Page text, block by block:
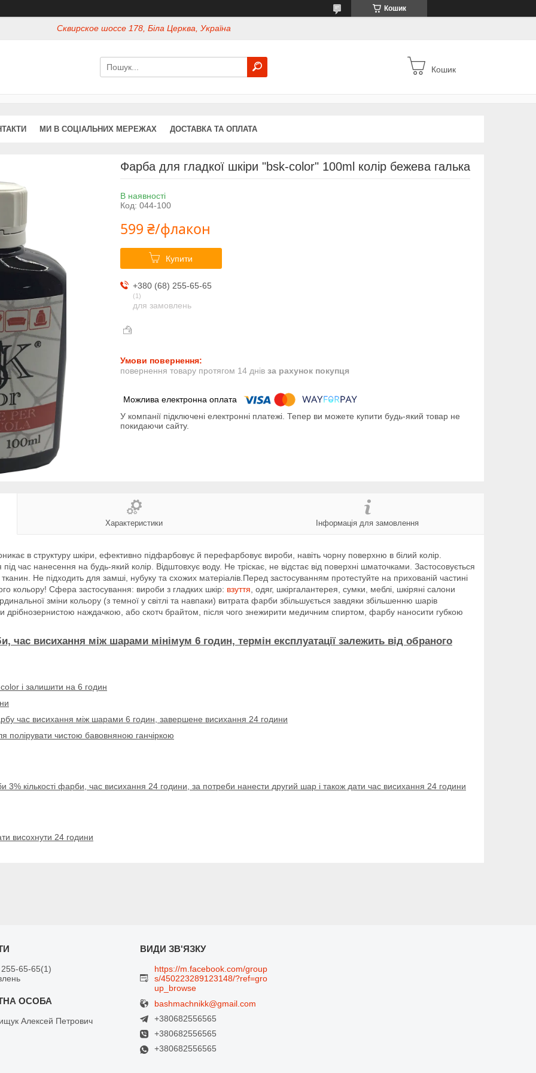
Кошик
Сквирское шоссе 178, Біла Церква, Україна
Кошик
МИ В СОЦІАЛЬНИХ МЕРЕЖАХ ДОСТАВКА ТА ОПЛАТА
Фарба для гладкої шкіри "bsk-color" 100ml колір бежева галька
В наявності
Код: 044-100
599 ₴/флакон
Купити
+380 (68) 255-65-65
1
для замовлень
повернення товару протягом 14 днів за рахунок покупця
У компанії підключені електронні платежі. Тепер ви можете купити будь-який товар не
покидаючи сайту.
Характеристики Інформація для замовлення
в структуру шкіри, ефективно підфарбовує й перефарбовує вироби, навіть чорну поверхню в білий колір.
час нанесення на будь-який колір. Відштовхує воду. Не тріскає, не відстає від поверхні шматочками. Застосовується
Не підходить для замші, нубуку та схожих матеріалів.Перед застосуванням протестуйте на прихованій частині
кольору! Сфера застосування: вироби з гладких шкір: взуття , одяг, шкіргалантерея, сумки, меблі, шкіряні салони
зміни кольору (з темної у світлі та навпаки) витрата фарби збільшується завдяки збільшенню шарів
наждачкою, або скотч брайтом, після чого знежирити медичним спиртом, фарбу наносити губкою
час висихання між шарами мінімум 6 годин, термін експлуатації залежить від обраного
і залишити на 6 годин
час висихання між шарами 6 годин, завершене висихання 24 години
полірувати чистою бавовняною ганчіркою
кількості фарби, час висихання 24 години, за потреби нанести другий шар і також дати час висихання 24 години
висохнути 24 години
65-65 1
Алексей Петрович
https://m.facebook.com/group
s/450223289123148/?ref=gro
up_browse
bashmachnikk@gmail.com
+380682556565
+380682556565
+380682556565